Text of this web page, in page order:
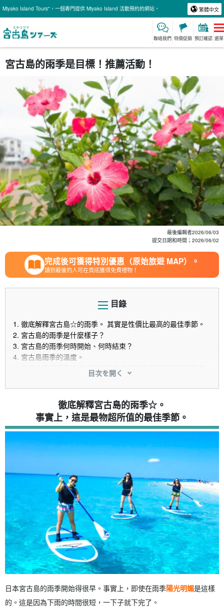
Miyako Island Tours"，一個專門提供 Miyako Island 活動預約的網站。 繁體中文
聯絡我們 特價促銷 預訂確認 選單
宮古島的雨季是目標！推薦活動！
最後編輯者2026/06/03
提交日期和時間； 2026/06/02
完成後可獲得特別優惠（原始旅遊 MAP）。
讀到最後的人可在頁底獲得免費禮物！
目錄
1. 徹底解釋宮古島☆的雨季。 其實是性價比最高的最佳季節。
2. 宮古島的雨季是什麼樣子？
3. 宮古島的雨季何時開始、何時結束？
4. 宮古島雨季的溫度。
在宮古島的雨季該穿什麼衣服？ 有哪些有用的東西需要隨身
6.讓我們在雨季盡情玩樂！ 宮古島雨季也能享受的活動
玻璃舟
潛水
6.4.南瓜洞穴洞穴
6.5.製造經驗（室內經驗）
第一次登上宮古島 只有在這裡才能體驗到的珍珠萃取體
6.7.按摩經驗
不必擔心下雨天的交通問題！ 提早預約前往宮古島的租車服
務！
有關宮古島雨季的常見問題 (FAQ)
9. 摘要
目次を開く
徹底解釋宮古島的雨季☆。
事實上，這是最物超所值的最佳季節。
日本宮古島的雨季開始得很早。事實上，即使在雨季陽光明媚是這樣
的。這是因為下雨的時間很短，一下子就下完了。